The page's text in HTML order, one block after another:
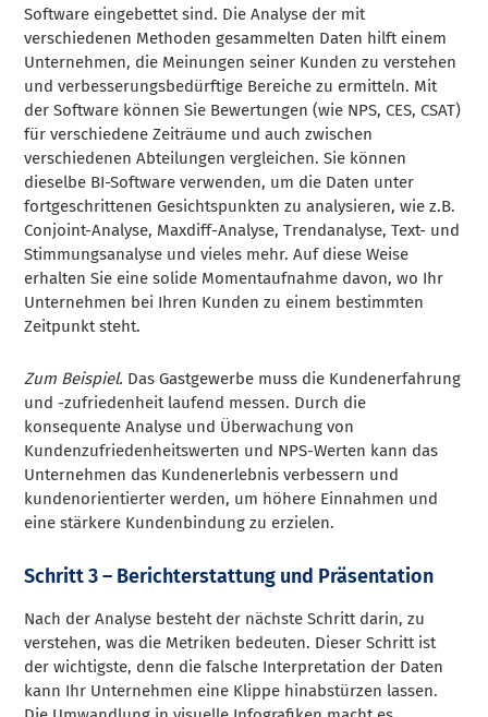
Software eingebettet sind. Die Analyse der mit
verschiedenen Methoden gesammelten Daten hilft einem
Unternehmen, die Meinungen seiner Kunden zu verstehen
und verbesserungsbedürftige Bereiche zu ermitteln. Mit
der Software können Sie Bewertungen (wie NPS, CES, CSAT)
für verschiedene Zeiträume und auch zwischen
verschiedenen Abteilungen vergleichen. Sie können
dieselbe BI-Software verwenden, um die Daten unter
fortgeschrittenen Gesichtspunkten zu analysieren, wie z.B.
Conjoint-Analyse, Maxdiff-Analyse, Trendanalyse, Text- und
Stimmungsanalyse und vieles mehr. Auf diese Weise
erhalten Sie eine solide Momentaufnahme davon, wo Ihr
Unternehmen bei Ihren Kunden zu einem bestimmten
Zeitpunkt steht.
Zum Beispiel. Das Gastgewerbe muss die Kundenerfahrung
und -zufriedenheit laufend messen. Durch die
konsequente Analyse und Überwachung von
Kundenzufriedenheitswerten und NPS-Werten kann das
Unternehmen das Kundenerlebnis verbessern und
kundenorientierter werden, um höhere Einnahmen und
eine stärkere Kundenbindung zu erzielen.
Schritt 3 – Berichterstattung und Präsentation
Nach der Analyse besteht der nächste Schritt darin, zu
verstehen, was die Metriken bedeuten. Dieser Schritt ist
der wichtigste, denn die falsche Interpretation der Daten
kann Ihr Unternehmen eine Klippe hinabstürzen lassen.